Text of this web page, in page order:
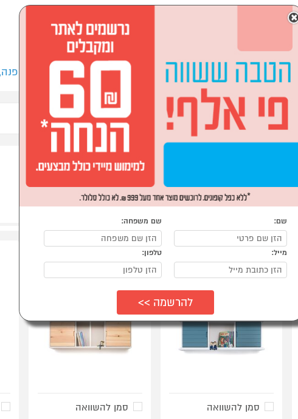
מחשבים וציוד היקפי לבית ולגן ספורט, מחנאות וילדים
סמן להשוואה סמן להשוואה
×
שם: שם משפחה:
מייל: טלפון: